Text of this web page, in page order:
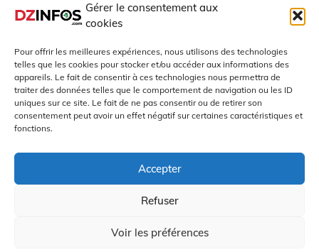
Gérer le consentement aux
cookies
Pour offrir les meilleures expériences, nous utilisons des technologies
telles que les cookies pour stocker et/ou accéder aux informations des
appareils. Le fait de consentir à ces technologies nous permettra de
traiter des données telles que le comportement de navigation ou les ID
uniques sur ce site. Le fait de ne pas consentir ou de retirer son
consentement peut avoir un effet négatif sur certaines caractéristiques et
fonctions.
Accepter
Refuser
Voir les préférences
Proudly powered by WordPress|Theme: Polite by